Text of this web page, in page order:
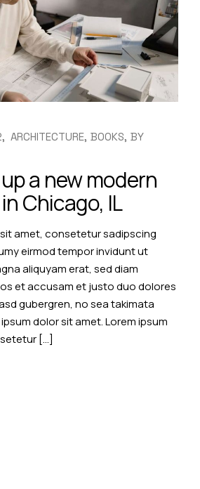
ARCHITECTURE BOOKS BY
a new modern
Chicago, IL
amet, consetetur sadipscing
eirmod tempor invidunt ut
aliquyam erat, sed diam
et accusam et justo duo dolores
gubergren, no sea takimata
dolor sit amet. Lorem ipsum
[…]